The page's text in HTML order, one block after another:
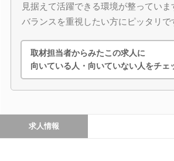
見据えて活躍できる環境が整っていま
バランスを重視したい方にピッタリで
取材担当者からみたこの求人に
向いている人・向いていない人をチェ
求人情報